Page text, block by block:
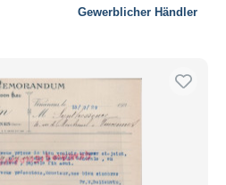
Gewerblicher Händler